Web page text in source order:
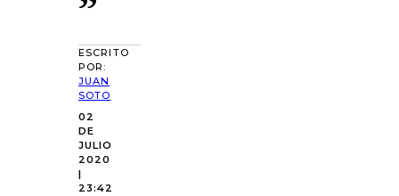
ESCRITO
POR:
JUAN
SOTO
02
DE
JULIO
2020
|
23:42